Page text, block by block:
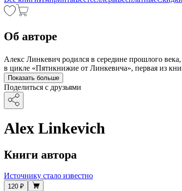
Об авторе
Алекс Линкевич родился в середине прошлого
в цикле «Пятикнижие от Линкевича», первая из
Показать больше
Поделиться с друзьями
Alex Linkevich
Книги автора
Источнику стало известно
120 ₽